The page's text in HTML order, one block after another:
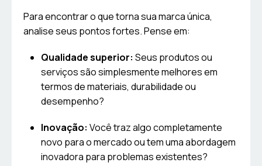
Para encontrar o que torna sua marca única,
analise seus pontos fortes. Pense em:
Qualidade superior: Seus produtos ou
serviços são simplesmente melhores em
termos de materiais, durabilidade ou
desempenho?
Inovação: Você traz algo completamente
novo para o mercado ou tem uma abordagem
inovadora para problemas existentes?